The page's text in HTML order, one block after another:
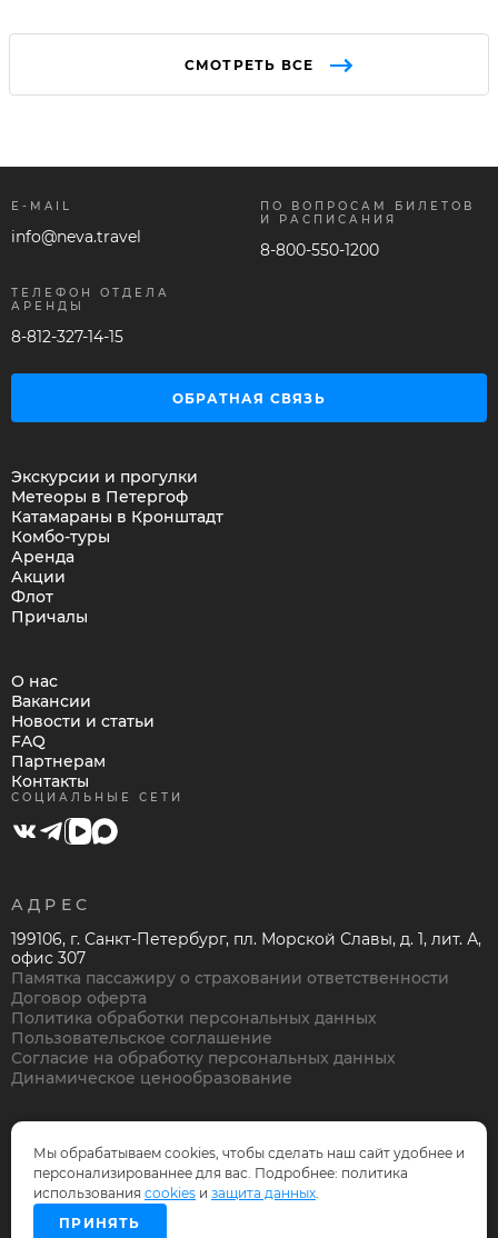
СМОТРЕТЬ ВСЕ
E-MAIL
info@neva.travel
ПО ВОПРОСАМ БИЛЕТОВ
И РАСПИСАНИЯ
8-800-550-1200
ТЕЛЕФОН ОТДЕЛА
АРЕНДЫ
8-812-327-14-15
ОБРАТНАЯ СВЯЗЬ
Экскурсии и прогулки
Метеоры в Петергоф
Катамараны в Кронштадт
Комбо-туры
Аренда
Акции
Флот
Причалы
О нас
Вакансии
Новости и статьи
FAQ
Партнерам
Контакты
СОЦИАЛЬНЫЕ СЕТИ
АДРЕС
199106, г. Санкт-Петербург, пл. Морской Славы, д. 1, лит. А,
офис 307
Памятка пассажиру о страховании ответственности
Договор оферта
Политика обработки персональных данных
Пользовательское соглашение
Согласие на обработку персональных данных
Динамическое ценообразование
© Нева Тревел Компани, 1995-2026
Дизайн и разработка —
Мы обрабатываем cookies, чтобы сделать наш сайт удобнее и
персонализированнее для вас. Подробнее: политика
использования cookies и защита данных.
ПРИНЯТЬ